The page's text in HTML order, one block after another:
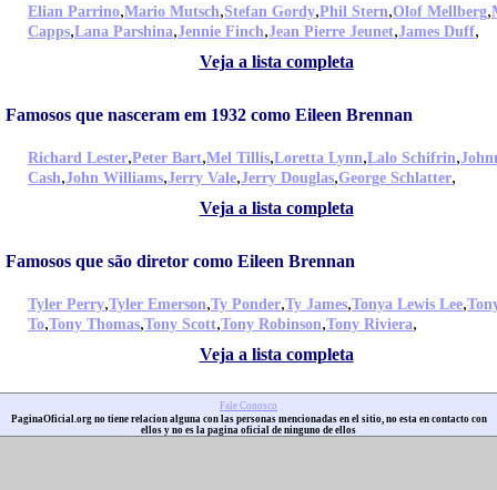
Elian Parrino,Mario Mutsch,Stefan Gordy,Phil Stern,Olof Mellberg,
Capps,Lana Parshina,Jennie Finch,Jean Pierre Jeunet,James Duff,
Veja a lista completa
Famosos que nasceram em 1932 como Eileen Brennan
Richard Lester,Peter Bart,Mel Tillis,Loretta Lynn,Lalo Schifrin,
Cash,John Williams,Jerry Vale,Jerry Douglas,George Schlatter,
Veja a lista completa
Famosos que são diretor como Eileen Brennan
Tyler Perry,Tyler Emerson,Ty Ponder,Ty James,Tonya Lewis Lee,
To,Tony Thomas,Tony Scott,Tony Robinson,Tony Riviera,
Veja a lista completa
Fale Conosco
PaginaOficial.org no tiene relacion alguna con las personas mencionadas en el sitio, no esta en contacto con
ellos y no es la pagina oficial de ninguno de ellos